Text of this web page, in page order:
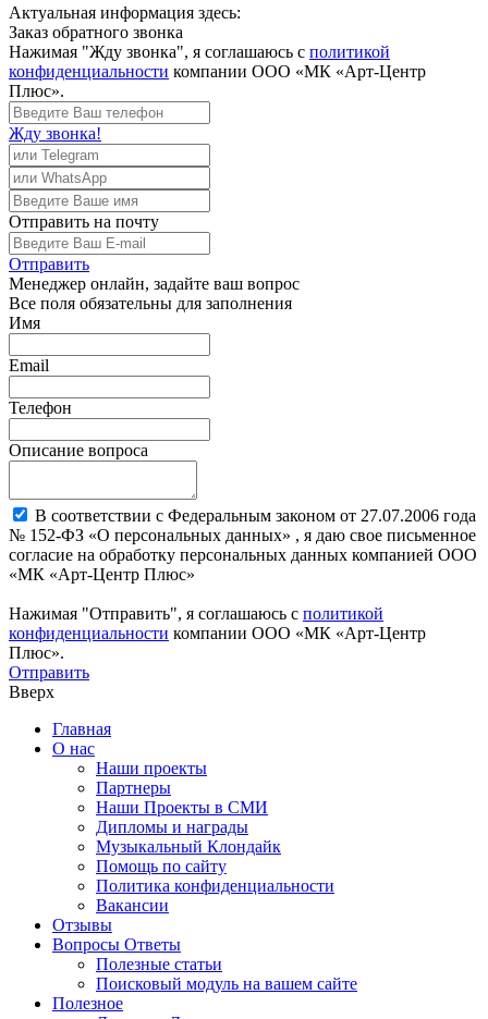
Актуальная информация здесь:
Заказ обратного звонка
Нажимая "Жду звонка", я соглашаюсь с политикой
конфиденциальности компании ООО «МК «Арт-Центр
Плюс».
Жду звонка!
Отправить на почту
Отправить
Менеджер онлайн, задайте ваш вопрос
Все поля обязательны для заполнения
Имя
Email
Телефон
Описание вопроса
В соответствии с Федеральным законом от 27.07.2006 года
№ 152-ФЗ «О персональных данных» , я даю свое письменное
согласие на обработку персональных данных компанией ООО
«МК «Арт-Центр Плюс»
Нажимая "Отправить", я соглашаюсь с политикой
конфиденциальности компании ООО «МК «Арт-Центр
Плюс».
Отправить
Вверх
Главная
О нас
Наши проекты
Партнеры
Наши Проекты в СМИ
Дипломы и награды
Музыкальный Клондайк
Помощь по сайту
Политика конфиденциальности
Вакансии
Отзывы
Вопросы Ответы
Полезные статьи
Поисковый модуль на вашем сайте
Полезное